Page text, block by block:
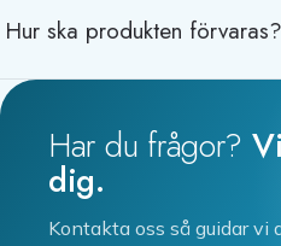
Hur ska produkten förvaras?
Har du frågor?
dig.
Kontakta oss så guidar vi